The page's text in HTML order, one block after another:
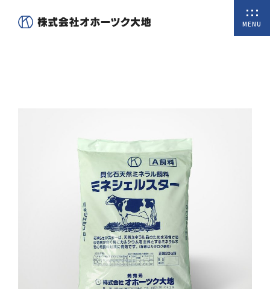
MENU
オンラインショップ
取扱商品
代表挨拶